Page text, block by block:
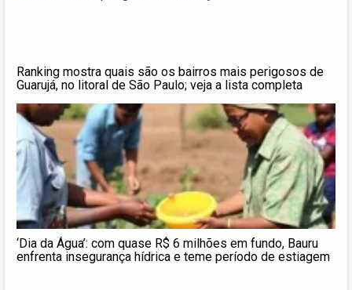
Ranking mostra quais são os bairros mais perigosos de
Guarujá, no litoral de São Paulo; veja a lista completa
‘Dia da Água’: com quase R$ 6 milhões em fundo, Bauru
enfrenta insegurança hídrica e teme período de estiagem